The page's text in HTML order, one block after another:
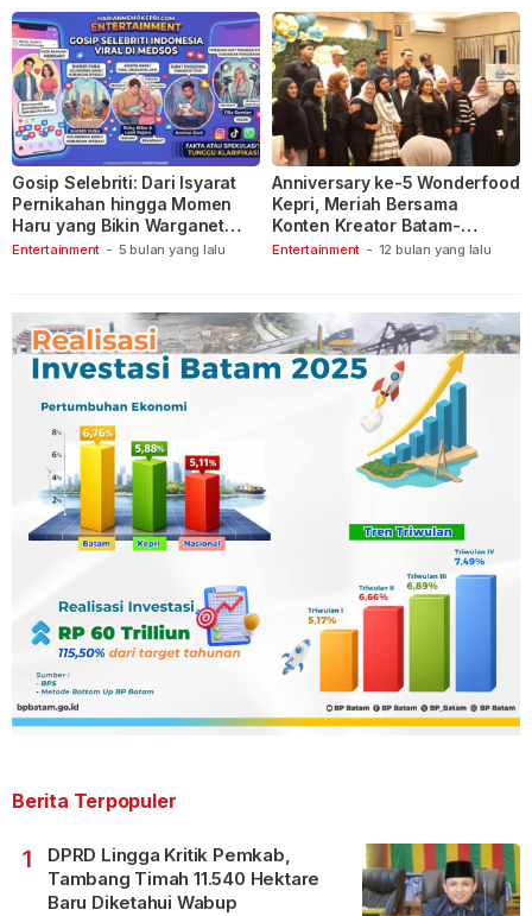
Entertainment - 5 bulan yang lalu
Gosip Selebriti: Dari Isyarat
Pernikahan hingga Momen
Haru yang Bikin Warganet
Berspekulasi
Entertainment - 12 bulan yang lalu
Anniversary ke-5 Wonderfood
Kepri, Meriah Bersama
Konten Kreator Batam-
Tanjungpinang
Berita Terpopuler
1
DPRD Lingga Kritik Pemkab,
Tambang Timah 11.540 Hektare
Baru Diketahui Wabup